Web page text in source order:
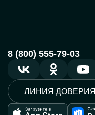
8 (800) 555-79-03
ЛИНИЯ ДОВЕРИЯ